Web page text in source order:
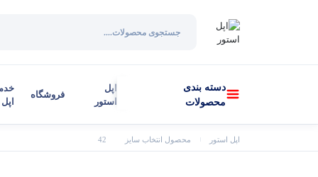
دسته بندی
محصولات
اپل
استور
فروشگاه
اپل
اپل استور محصول انتخاب سایز 42